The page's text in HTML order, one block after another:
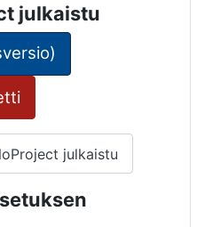
julkaistu
julkaistu